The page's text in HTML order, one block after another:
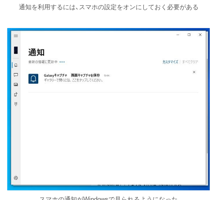
通知を利用するには、スマホの設定をオンにしておく必要がある